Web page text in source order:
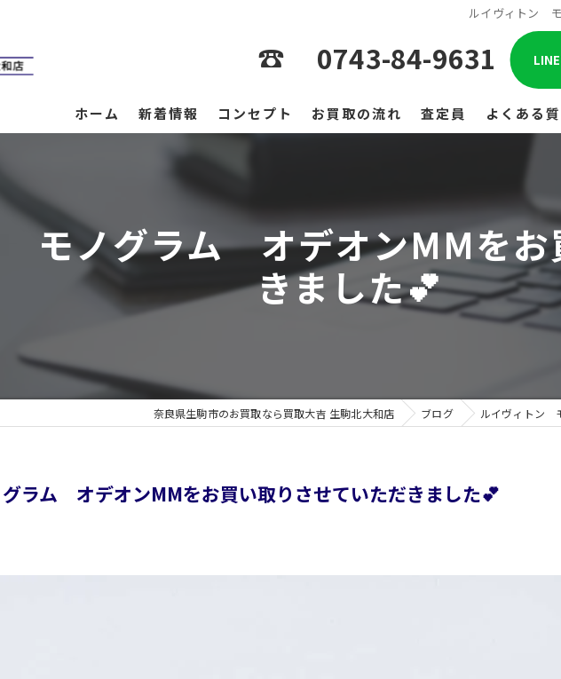
ルイヴィトン
0743-84-9631
ホーム 新着情報 コンセプト お買取の流れ 査定員 よくある
モノグラム オデオンMMをお
きました💕
奈良県生駒市のお買取なら買取大吉 生駒北大和店 ブログ ルイヴィトン
ラム オデオンMMをお買い取りさせていただきました💕